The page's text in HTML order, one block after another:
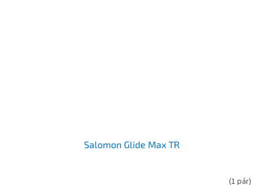
Salomon Glide Max TR
(1 pár)